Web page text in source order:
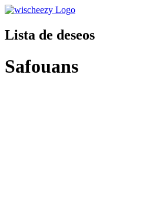
Lista de deseos
Safouans